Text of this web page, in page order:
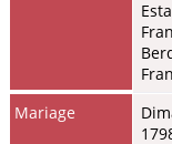
Mariage